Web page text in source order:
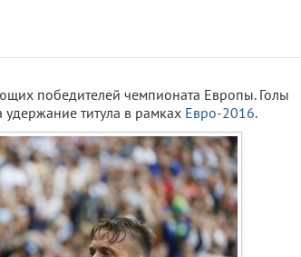
победителей чемпионата Европы. Голы
титула в рамках Евро-2016.